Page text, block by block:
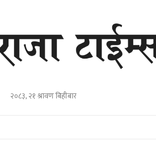
२०८३, २१ श्रावण बिहीबार